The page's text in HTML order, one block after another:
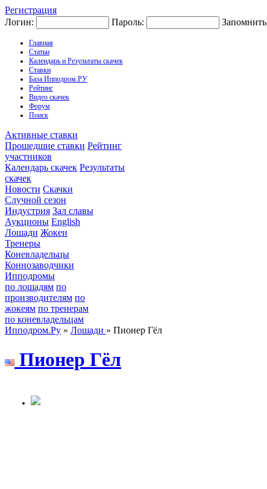
Регистрация
Логин:
Пароль: Запомнить
Главная
Статьи
Календарь и Результаты скачек
Ставки
База Ипподром.РУ
Рейтинг
Видео скачек
Форум
Поиск
Активные ставки
Прошедшие ставки Рейтинг
участников
Календарь скачек Результаты
скачек
Новости Скачки
Случной сезон
Индустрия Зал славы
Аукционы English
Лошади Жокеи
Тренеры
Коневладельцы
Коннозаводчики
Ипподромы
по лошадям по
производителям по
жокеям по тренерам
по коневладельцам
Ипподром.Ру » Лошади » Пионер Гёл
Пиoнеp Гёл